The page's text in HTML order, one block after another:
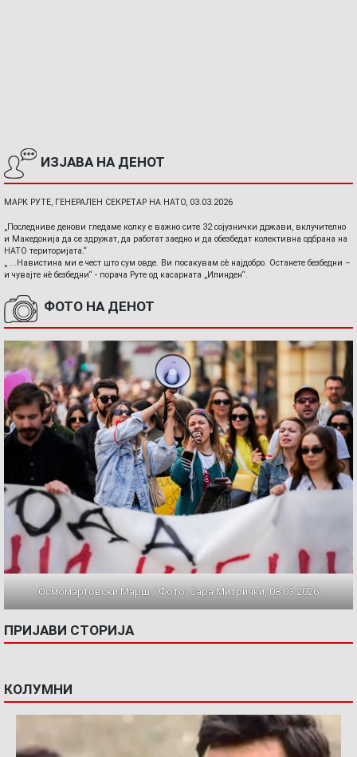
ИЗЈАВА НА ДЕНОТ
МАРК РУТЕ, ГЕНЕРАЛЕН СЕКРЕТАР НА НАТО, 03.03.2026
„Последниве денови гледаме колку е важно сите 32 сојузнички држави, вклучително
и Македонија да се здружат, да работат заедно и да обезбедат колективна одбрана на
НАТО територијата.“
„ ...Навистина ми е чест што сум овде. Ви посакувам сè најдобро. Останете безбедни –
и чувајте нè безбедни“ - порача Руте од касарната „Илинден“.
ФОТО НА ДЕНОТ
Осмомартовски Марш / Фото: Сара Митрички, 08.03.2026
ПРИЈАВИ СТОРИЈА
КОЛУМНИ